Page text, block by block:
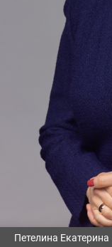
Петелина Екатерина